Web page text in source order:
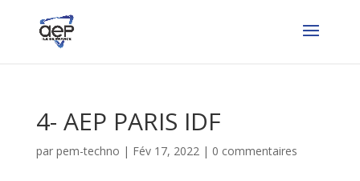
4- AEP PARIS IDF
par pem-techno | Fév 17, 2022| 0 commentaires